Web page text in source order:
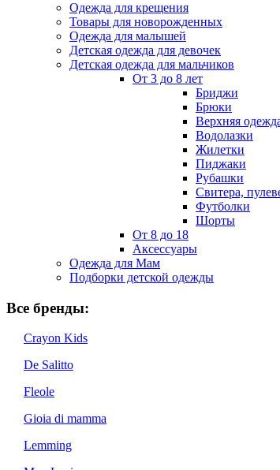
Одежда для крещения
Товары для новорожденных
Одежда для малышей
Детская одежда для девочек
Детская одежда для мальчиков
От 3 до 8 лет
Бриджи
Брюки
Верхняя
Водолазки
Жилетки
Пиджаки
Рубашки
Свитера,
Футболки
Шорты
От 8 до 18
Аксессуары
Одежда для Мам
Подборки детской одежды
Все бренды:
Crayon Kids
De Salitto
Fleole
Gioia di mamma
Lemming